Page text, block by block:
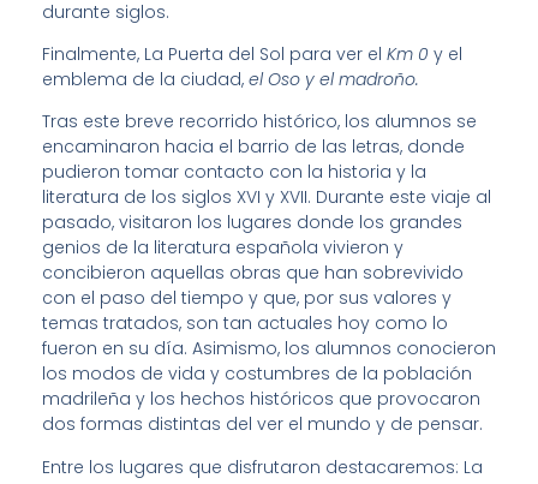
durante siglos.
Finalmente, La Puerta del Sol para ver el Km 0 y el
emblema de la ciudad, el Oso y el madroño.
Tras este breve recorrido histórico, los alumnos se
encaminaron hacia el barrio de las letras, donde
pudieron tomar contacto con la historia y la
literatura de los siglos XVI y XVII. Durante este viaje al
pasado, visitaron los lugares donde los grandes
genios de la literatura española vivieron y
concibieron aquellas obras que han sobrevivido
con el paso del tiempo y que, por sus valores y
temas tratados, son tan actuales hoy como lo
fueron en su día. Asimismo, los alumnos conocieron
los modos de vida y costumbres de la población
madrileña y los hechos históricos que provocaron
dos formas distintas del ver el mundo y de pensar.
Entre los lugares que disfrutaron destacaremos: La